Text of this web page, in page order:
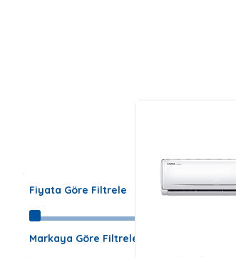
Fiyata Göre Filtrele
Markaya Göre Filtrele